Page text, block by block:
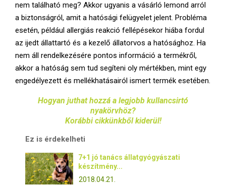
nem található meg? Akkor ugyanis a vásárló lemond arról
a biztonságról, amit a hatósági felügyelet jelent. Probléma
esetén, például allergiás reakció fellépésekor hiába fordul
az ijedt állattartó és a kezelő állatorvos a hatósághoz. Ha
nem áll rendelkezésére pontos információ a termékről,
akkor a hatóság sem tud segíteni oly mértékben, mint egy
engedélyezett és mellékhatásairól ismert termék esetében.
Hogyan juthat hozzá a legjobb kullancsirtó
nyakörvhöz?
Korábbi cikkünkből kiderül!
Ez is érdekelheti
7+1 jó tanács állatgyógyászati
készítmény...
2018.04.21.